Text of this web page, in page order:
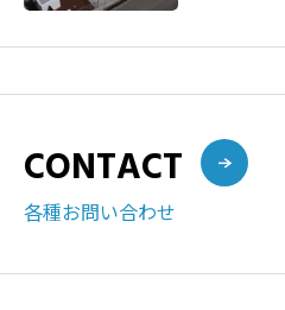
CONTACT
各種お問い合わせ